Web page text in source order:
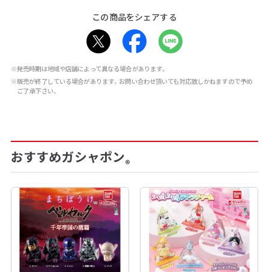
この商品をシェアする
※発売時期は地域や店舗によって異なる場合があります。
※販売が終了している場合があります。お問い合わせ頂いても対応致しかねますので予め
ご了承下さい。
おすすめガシャポン®